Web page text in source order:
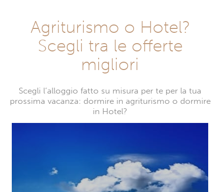
Agriturismo o Hotel?
Scegli tra le offerte
migliori
Scegli l’alloggio fatto su misura per te per la tua
prossima vacanza: dormire in agriturismo o dormire
in Hotel?